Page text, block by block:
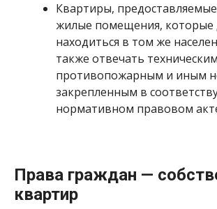
Квартиры,
жилые помещения,
находиться в том же
также отвечать
противопожарным и иным
закрепленным в
нормативном правовом
Права граждан —
квартир